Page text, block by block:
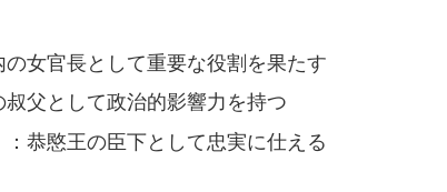
の女官長として重要な役割を果たす
叔父として政治的影響力を持つ
：恭愍王の臣下として忠実に仕える